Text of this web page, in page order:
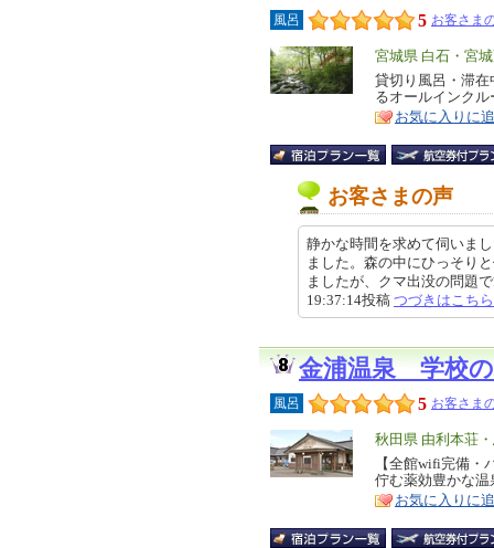
風呂 5 お客さま
エ
リ
ア
宮城県 白石・宮
特
徴
貸切り風呂・滞
るオールインク
お気に入りに
お客さまの声
静かな時間を求めて伺いま
ました。森の中にひっそり
ましたが、クマ出没の問題
19:37:14投稿 つづきはこちら
金浦温泉 学校
風呂 5 お客さま
エ
リ
ア
秋田県 由利本荘
特
徴
【全館wifi完備・
佇む薬効豊かな
お気に入りに